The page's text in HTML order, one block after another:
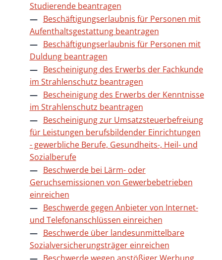
Studierende beantragen
Beschäftigungserlaubnis für Personen mit
Aufenthaltsgestattung beantragen
Beschäftigungserlaubnis für Personen mit
Duldung beantragen
Bescheinigung des Erwerbs der Fachkunde
im Strahlenschutz beantragen
Bescheinigung des Erwerbs der Kenntnisse
im Strahlenschutz beantragen
Bescheinigung zur Umsatzsteuerbefreiung
für Leistungen berufsbildender Einrichtungen
- gewerbliche Berufe, Gesundheits-, Heil- und
Sozialberufe
Beschwerde bei Lärm- oder
Geruchsemissionen von Gewerbebetrieben
einreichen
Beschwerde gegen Anbieter von Internet-
und Telefonanschlüssen einreichen
Beschwerde über landesunmittelbare
Sozialversicherungsträger einreichen